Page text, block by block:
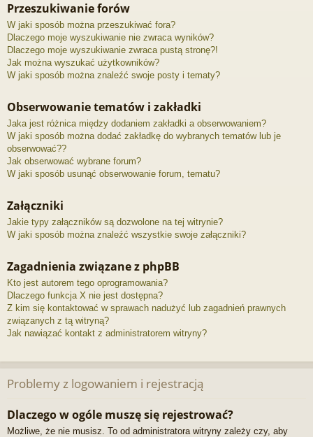
Przeszukiwanie forów
W jaki sposób można przeszukiwać fora?
Dlaczego moje wyszukiwanie nie zwraca wyników?
Dlaczego moje wyszukiwanie zwraca pustą stronę?!
Jak można wyszukać użytkowników?
W jaki sposób można znaleźć swoje posty i tematy?
Obserwowanie tematów i zakładki
Jaka jest różnica między dodaniem zakładki a obserwowaniem?
W jaki sposób można dodać zakładkę do wybranych tematów lub je
obserwować??
Jak obserwować wybrane forum?
W jaki sposób usunąć obserwowanie forum, tematu?
Załączniki
Jakie typy załączników są dozwolone na tej witrynie?
W jaki sposób można znaleźć wszystkie swoje załączniki?
Zagadnienia związane z phpBB
Kto jest autorem tego oprogramowania?
Dlaczego funkcja X nie jest dostępna?
Z kim się kontaktować w sprawach nadużyć lub zagadnień prawnych
związanych z tą witryną?
Jak nawiązać kontakt z administratorem witryny?
Problemy z logowaniem i rejestracją
Dlaczego w ogóle muszę się rejestrować?
Możliwe, że nie musisz. To od administratora witryny zależy czy, aby